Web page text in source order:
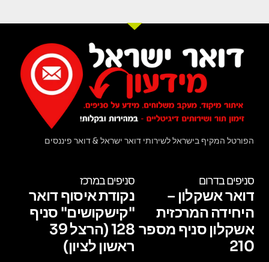
הפורטל המקיף בישראל לשירותי דואר ישראל & דואר פיננסים
סניפים בדרום
דואר אשקלון –
היחידה המרכזית
אשקלון סניף מספר
210
סניפים במרכז
נקודת איסוף דואר
"קישקושים" סניף
128 (הרצל 39
ראשון לציון)